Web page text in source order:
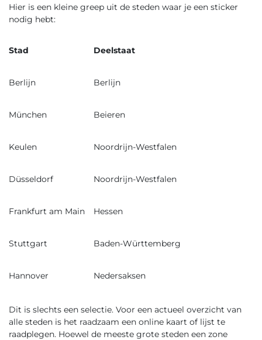
Hier is een kleine greep uit de steden waar je een sticker
nodig hebt:
Stad Deelstaat
Berlijn Berlijn
München Beieren
Keulen Noordrijn-Westfalen
Düsseldorf Noordrijn-Westfalen
Frankfurt am Main Hessen
Stuttgart Baden-Württemberg
Hannover Nedersaksen
Dit is slechts een selectie. Voor een actueel overzicht van
alle steden is het raadzaam een online kaart of lijst te
raadplegen. Hoewel de meeste grote steden een zone